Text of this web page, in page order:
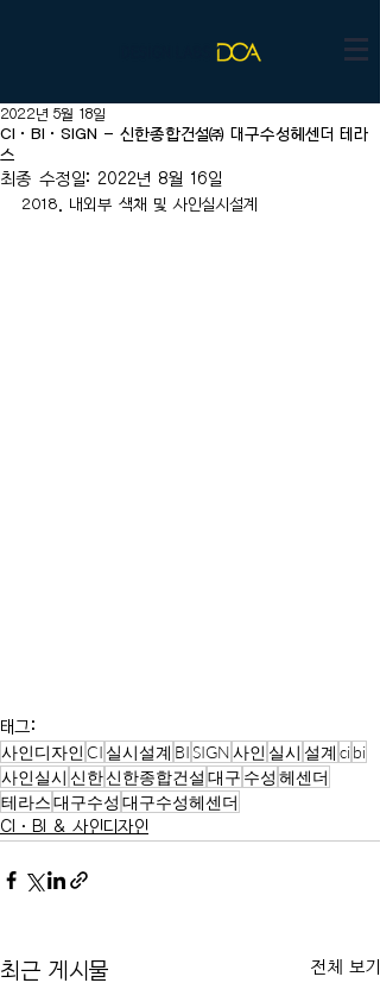
CI·BI·SIGN - 신한종합건설㈜ 대구수성헤센더 테라
스
2022년 5월 18일
최종 수정일: 2022년 8월 16일
2018. 내외부 색채 및 사인실시설계
태그:
사인디자인 CI 실시설계 BISIGN사인 실시 설계 cibi
사인실시 신한신한종합건설 대구 수성 헤센더
테라스대구수성 대구수성헤센더
CI·BI & 사인디자인
최근 게시물 전체 보기